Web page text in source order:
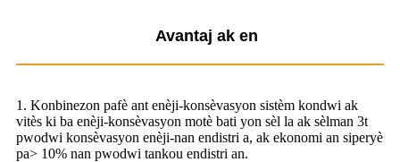
Avantaj ak en
1. Konbinezon pafè ant enèji-konsèvasyon sistèm kondwi ak
vitès ki ba enèji-konsèvasyon motè bati yon sèl la ak sèlman 3t
pwodwi konsèvasyon enèji-nan endistri a, ak ekonomi an siperyè
pa> 10% nan pwodwi tankou endistri an.